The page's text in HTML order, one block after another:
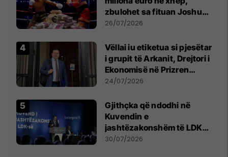
zbulohet sa fituan Joshua
e Prenga
26/07/2026
Vëllai iu etiketua si pjesëtar
i grupit të Arkanit, Drejtori i
Ekonomisë në Prizren
mohon pretendimet
24/07/2026
Gjithçka që ndodhi në
Kuvendin e
jashtëzakonshëm të LDK-
së
30/07/2026